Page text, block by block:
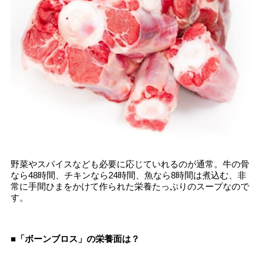
野菜やスパイスなども必要に応じていれるのが通常。牛の骨
なら48時間、チキンなら24時間、魚なら8時間は煮込む、非
常に手間ひまをかけて作られた栄養たっぷりのスープなので
す。
■「ボーンブロス」の栄養面は？